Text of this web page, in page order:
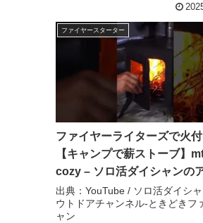
ファイヤースターター
ファイヤーライターズで火
【キャンプで薪ストーブ】
cozy – ソロ活ダイシャンの
ドアチャンネル-ときどきフ
ャン
出典：YouTube / ソロ活ダイシ
ウトドアチャンネル-ときどきフ
ャン